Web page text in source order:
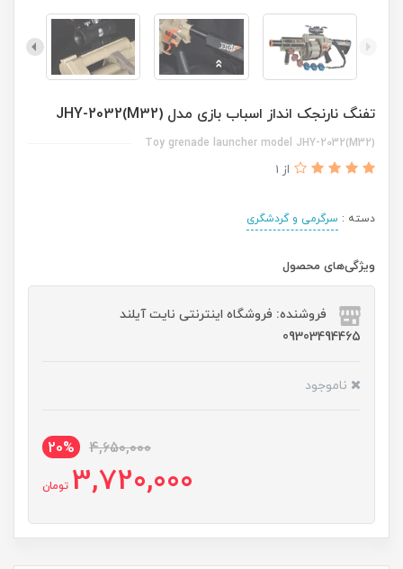
تفنگ نارنجک انداز اسباب بازی مدل JHY-2032(M32)
Toy grenade launcher model JHY-2032(M32)
از 1
دسته : سرگرمی و گردشگری
ویژگی‌های محصول
فروشنده: فروشگاه اینترنتی نایت آیلند
09303494465
ناموجود
4,650,000
20%
3,720,000 تومان